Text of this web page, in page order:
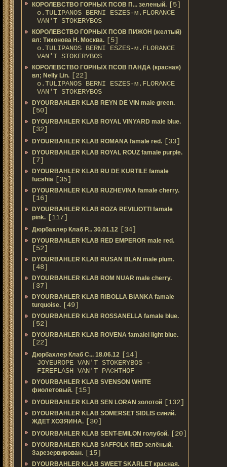
КОРОЛЕВСТВО ГОРНЫХ ПСОВ П... зеленый. [5]
о.TULIPANOS BERNI ESZES-м.FLORANCE
VAN'T STOKERYBOS
КОРОЛЕВСТВО ГОРНЫХ ПСОВ ПИЖОН (желтый)
вл: Тихонова Н. Москва. [5]
о.TULIPANOS BERNI ESZES-м.FLORANCE
VAN'T STOKERYBOS
КОРОЛЕВСТВО ГОРНЫХ ПСОВ ПАНДА (красная)
вл; Nelly Lin. [22]
о.TULIPANOS BERNI ESZES-м.FLORANCE
VAN'T STOKERYBOS
DYOURBAHLER KLAB REYN DE VIN male green.
[50]
DYOURBAHLER KLAB ROYAL VINYARD male blue.
[32]
DYOURBAHLER KLAB ROMANA famale red. [33]
DYOURBAHLER KLAB ROYAL ROUZ famale purple.
[7]
DYOURBAHLER KLAB RU DE KURTILE famale
fucshia [35]
DYOURBAHLER KLAB RUZHEVINA famale cherry.
[16]
DYOURBAHLER KLAB ROZA REVILIOTTI famale
pink. [117]
Дюрбахлер Клаб Р... 30.01.12 [34]
DYOURBAHLER KLAB RED EMPEROR male red.
[52]
DYOURBAHLER KLAB RUSAN BLAN male plum.
[48]
DYOURBAHLER KLAB ROM NUAR male cherry.
[37]
DYOURBAHLER KLAB RIBOLLA BIANKA famale
turquoise. [49]
DYOURBAHLER KLAB ROSSANELLA famale blue.
[52]
DYOURBAHLER KLAB ROVENA famalel light blue.
[22]
Дюрбахлер Клаб C... 18.06.12 [14]
JOYEUROPE VAN'T STOKERYBOS -
FIREFLASH VAN'T PACHTHOF
DYOURBAHLER KLAB SVENSON WHITE
фиолетовый. [15]
DYOURBAHLER KLAB SEN LORAN золотой [132]
DYOURBAHLER KLAB SOMERSET SIDLIS синий.
ЖДЕТ ХОЗЯИНА. [30]
DYOURBAHLER KLAB SENT-EMILON голубой. [20]
DYOURBAHLER KLAB SAFFOLK RED зелёный.
Зарезервирован. [15]
DYOURBAHLER KLAB SWEET SKARLET красная.